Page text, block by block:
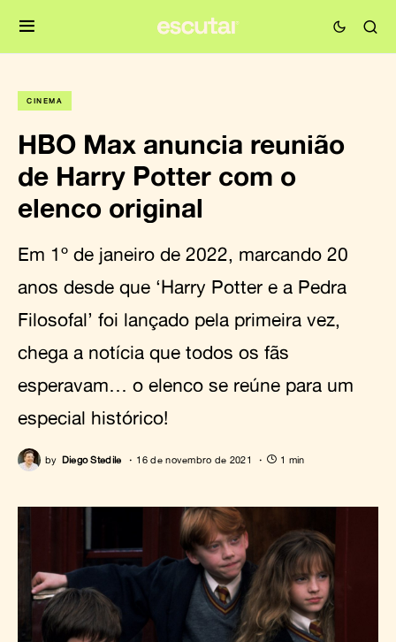
CINEMA
HBO Max anuncia reunião
de Harry Potter com o
elenco original
Em 1º de janeiro de 2022, marcando 20
anos desde que ‘Harry Potter e a Pedra
Filosofal’ foi lançado pela primeira vez,
chega a notícia que todos os fãs
esperavam… o elenco se reúne para um
especial histórico!
by Diego Stedile 16 de novembro de 2021 1 min